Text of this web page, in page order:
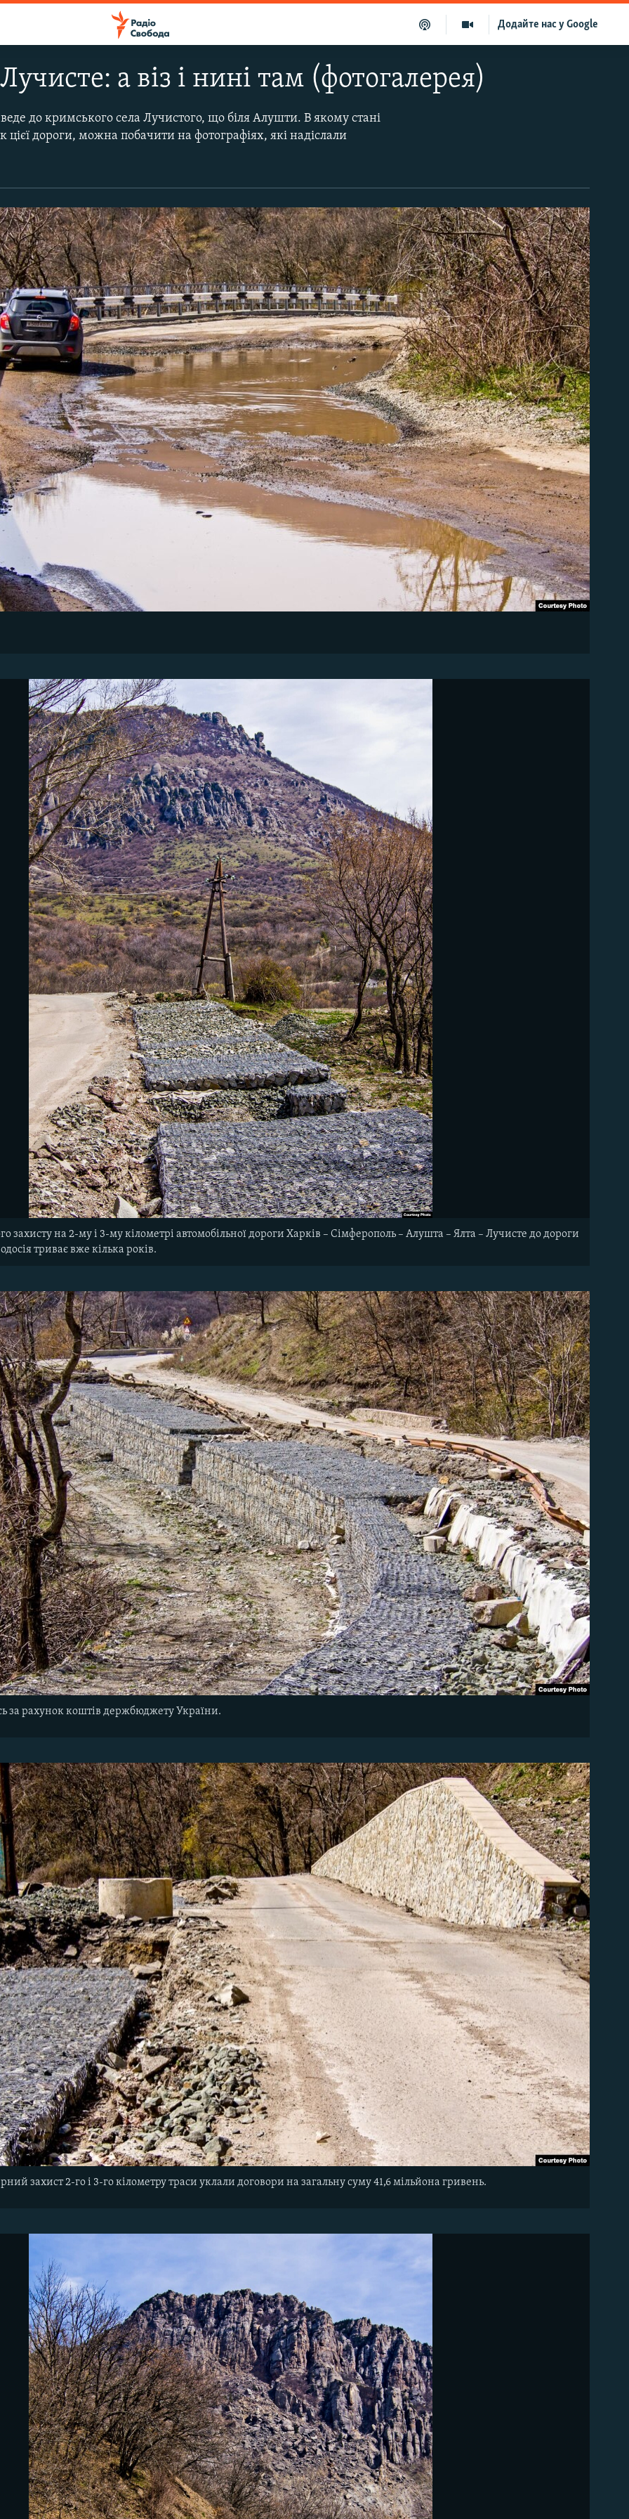
Додайте нас у Google
а віз і нині там (фотогалерея)
до кримського села Лучистого, що біля Алушти. В якому стані
цієї дороги, можна побачити на фотографіях, які надіслали
захисту на 2-му і 3-му кілометрі автомобільної дороги Харків – Сімферополь – Алушта – Ялта – Лучисте до дороги
триває вже кілька років.
за рахунок коштів держбюджету України.
захист 2-го і 3-го кілометру траси уклали договори на загальну суму 41,6 мільйона гривень.